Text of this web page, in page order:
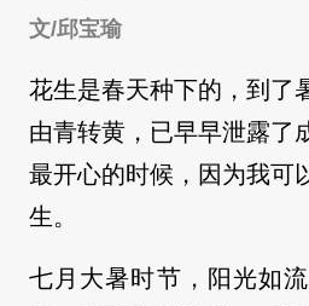
文/邱宝瑜
花生是春天种下的，到了
由青转黄，已早早泄露了
最开心的时候，因为我可
生。
七月大暑时节，阳光如